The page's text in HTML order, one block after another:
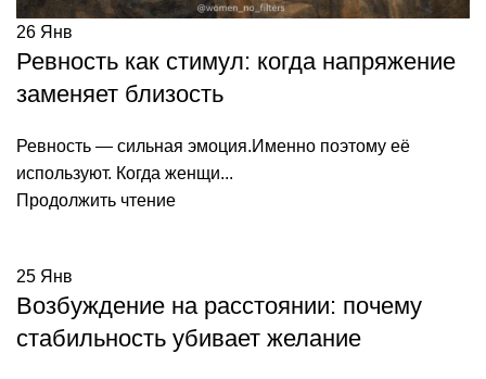
26 Янв
Ревность как стимул: когда напряжение
заменяет близость
Ревность — сильная эмоция.Именно поэтому её
используют. Когда женщи...
Продолжить чтение
25 Янв
Возбуждение на расстоянии: почему
стабильность убивает желание